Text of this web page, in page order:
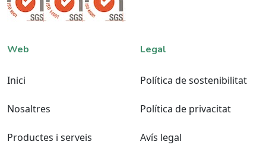
Web
Inici
Nosaltres
Productes i serveis
Legal
Política de sostenibilitat
Política de privacitat
Avís legal